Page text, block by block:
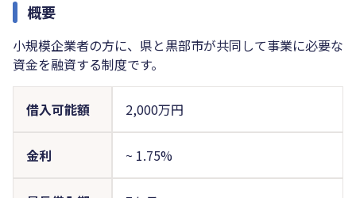
概要
小規模企業者の方に、県と黒部市が共同して事業に必要な
資金を融資する制度です。
借入可能額 2,000万円
金利 ~ 1.75%